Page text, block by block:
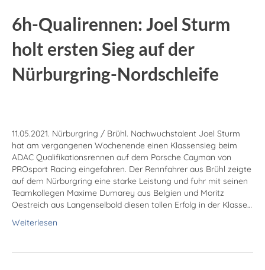
6h-Qualirennen: Joel Sturm
holt ersten Sieg auf der
Nürburgring-Nordschleife
11.05.2021. Nürburgring / Brühl. Nachwuchstalent Joel Sturm
hat am vergangenen Wochenende einen Klassensieg beim
ADAC Qualifikationsrennen auf dem Porsche Cayman von
PROsport Racing eingefahren. Der Rennfahrer aus Brühl zeigte
auf dem Nürburgring eine starke Leistung und fuhr mit seinen
Teamkollegen Maxime Dumarey aus Belgien und Moritz
Oestreich aus Langenselbold diesen tollen Erfolg in der Klasse…
Weiterlesen